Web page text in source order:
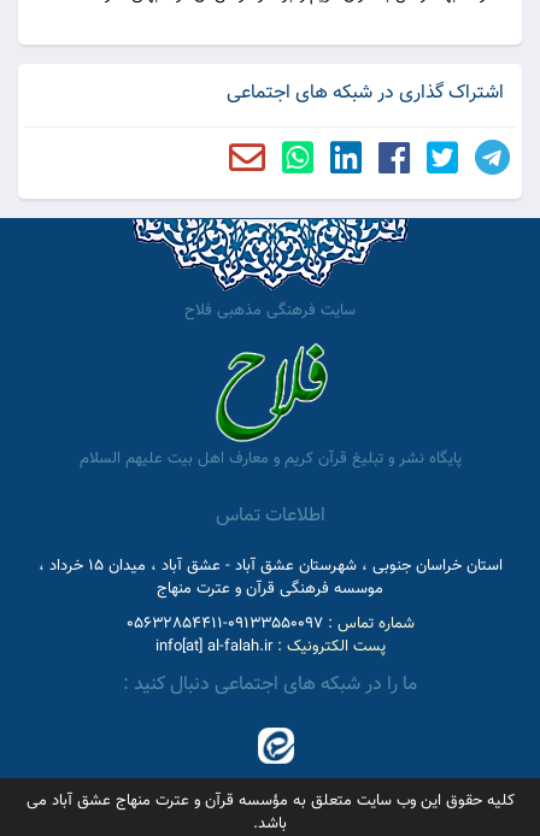
اشتراک گذاری در شبکه های اجتماعی
سایت فرهنگی مذهبی فلاح
پایگاه نشر و تبلیغ قرآن کریم و معارف اهل بیت علیهم السلام
اطلاعات تماس
استان خراسان جنوبی ، شهرستان عشق آباد - عشق آباد ، میدان 15 خرداد ،
موسسه فرهنگی قرآن و عترت منهاج
شماره تماس :09133550097-05632854411
پست الکترونیک :info[at] al-falah.ir
ما را در شبکه های اجتماعی دنبال کنید :
کلیه حقوق این وب سایت متعلق به مؤسسه قرآن و عترت منهاج عشق آباد می
باشد.